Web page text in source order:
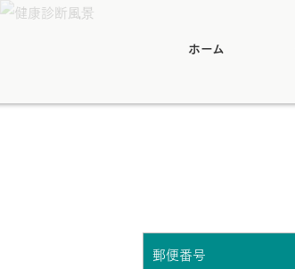
ホーム
郵便番号